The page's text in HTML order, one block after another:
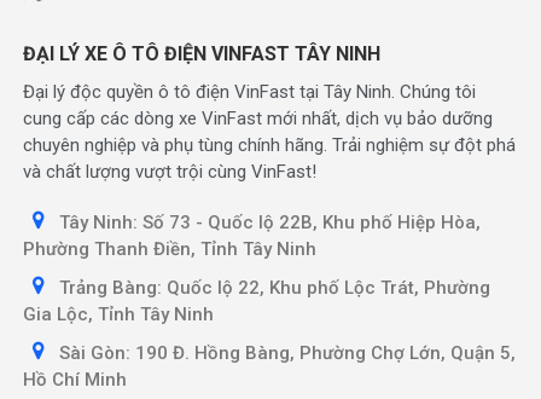
ĐẠI LÝ XE Ô TÔ ĐIỆN VINFAST TÂY NINH
Đại lý độc quyền ô tô điện VinFast tại Tây Ninh. Chúng tôi
cung cấp các dòng xe VinFast mới nhất, dịch vụ bảo dưỡng
chuyên nghiệp và phụ tùng chính hãng. Trải nghiệm sự đột phá
và chất lượng vượt trội cùng VinFast!
Tây Ninh: Số 73 - Quốc lộ 22B, Khu phố Hiệp Hòa,
Phường Thanh Điền, Tỉnh Tây Ninh
Trảng Bàng: Quốc lộ 22, Khu phố Lộc Trát, Phường
Gia Lộc, Tỉnh Tây Ninh
Sài Gòn: 190 Đ. Hồng Bàng, Phường Chợ Lớn, Quận 5,
Hồ Chí Minh